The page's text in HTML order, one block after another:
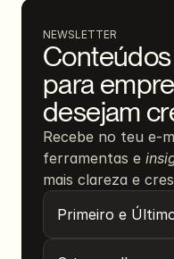
NEWSLETTER
para
desejam
Recebe no teu e-
ferramentas e
mais clareza e